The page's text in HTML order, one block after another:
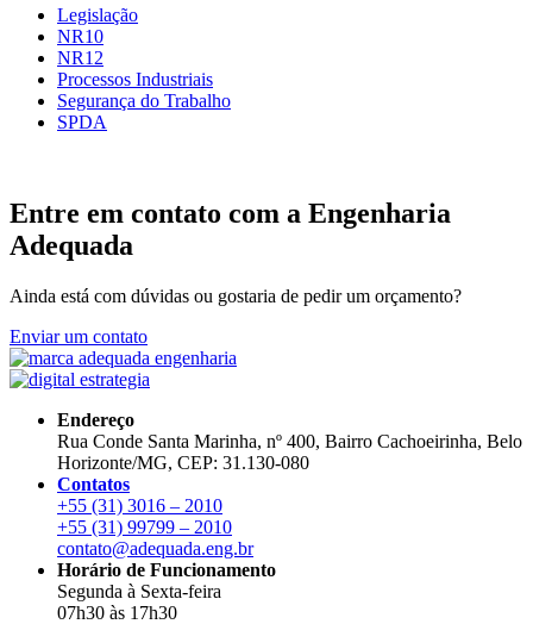
Legislação
NR10
NR12
Processos Industriais
Segurança do Trabalho
SPDA
Entre em contato com a Engenharia
Adequada
Ainda está com dúvidas ou gostaria de pedir um orçamento?
Enviar um contato
Endereço
Rua Conde Santa Marinha, nº 400, Bairro Cachoeirinha, Belo
Horizonte/MG, CEP: 31.130-080
Contatos
+55 (31) 3016 – 2010
+55 (31) 99799 – 2010
contato@adequada.eng.br
Horário de Funcionamento
Segunda à Sexta-feira
07h30 às 17h30